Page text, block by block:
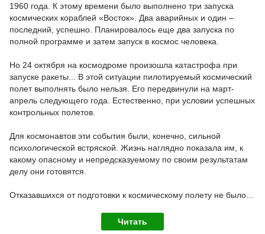
1960 года. К этому времени было выполнено три запуска
космических кораблей «Восток». Два аварийных и один –
последний, успешно. Планировалось еще два запуска по
полной программе и затем запуск в космос человека.
Но 24 октября на космодроме произошла катастрофа при
запуске ракеты... В этой ситуации пилотируемый космический
полет выполнять было нельзя. Его передвинули на март-
апрель следующего года. Естественно, при условии успешных
контрольных полетов.
Для космонавтов эти события были, конечно, сильной
психологической встряской. Жизнь наглядно показала им, к
какому опасному и непредсказуемому по своим результатам
делу они готовятся.
Отказавшихся от подготовки к космическому полету не было...
Читать